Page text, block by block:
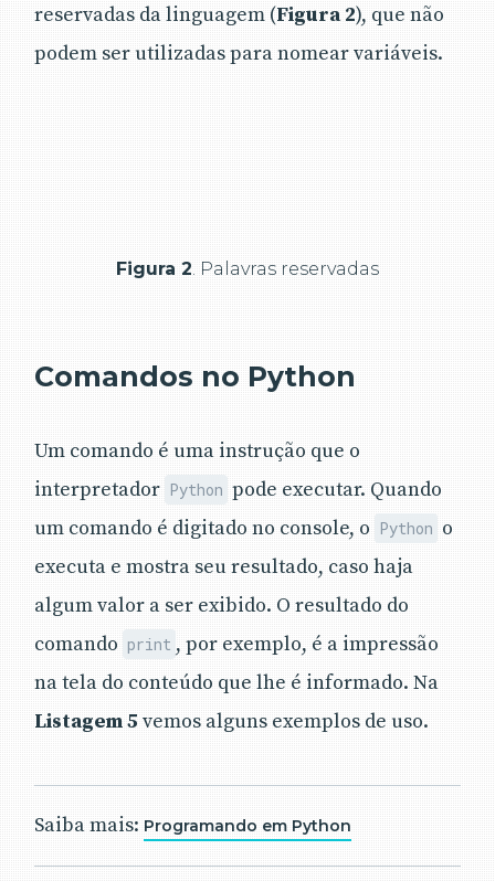
reservadas da linguagem (Figura 2), que não
podem ser utilizadas para nomear variáveis.
Figura 2 . Palavras reservadas
Comandos no Python
Um comando é uma instrução que o
interpretador Python pode executar. Quando
um comando é digitado no console, o Python o
executa e mostra seu resultado, caso haja
algum valor a ser exibido. O resultado do
comando print , por exemplo, é a impressão
na tela do conteúdo que lhe é informado. Na
Listagem 5 vemos alguns exemplos de uso.
Saiba mais: Programando em Python